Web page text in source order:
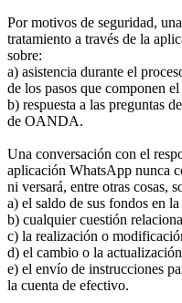
Por motivos de seguridad,
tratamiento a través de la
sobre:
a) asistencia durante el
de los pasos que componen
b) respuesta a las preguntas
de OANDA.
Una conversación con el
aplicación WhatsApp nunca
ni versará, entre otras cosas,
a) el saldo de sus fondos en
b) cualquier cuestión
c) la realización o
d) el cambio o la
e) el envío de instrucciones
la cuenta de efectivo.